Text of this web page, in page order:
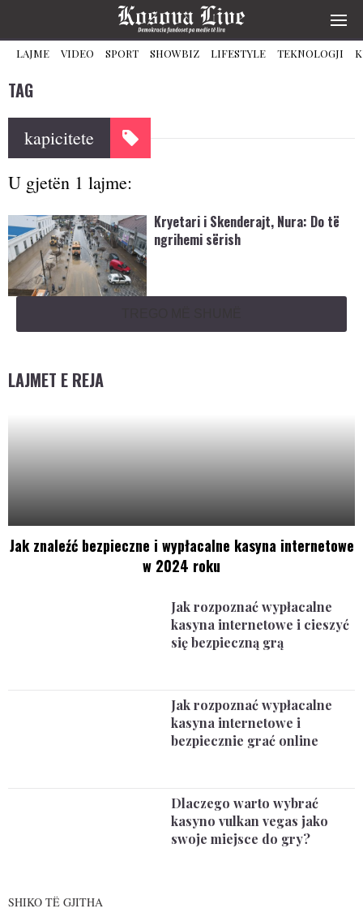
LAJME VIDEO SPORT SHOWBIZ LIFESTYLE TEKNOLOGJI
TAG
kapicitete
U gjetën 1 lajme:
Kryetari i Skenderajt, Nura: Do të
ngrihemi sërish
LAJMET E REJA
Jak znaleźć bezpieczne i wypłacalne kasyna internetowe
w 2024 roku
Jak rozpoznać wypłacalne
kasyna internetowe i cieszyć
się bezpieczną grą
Jak rozpoznać wypłacalne
kasyna internetowe i
bezpiecznie grać online
Dlaczego warto wybrać
kasyno vulkan vegas jako
swoje miejsce do gry?
SHIKO TË GJITHA